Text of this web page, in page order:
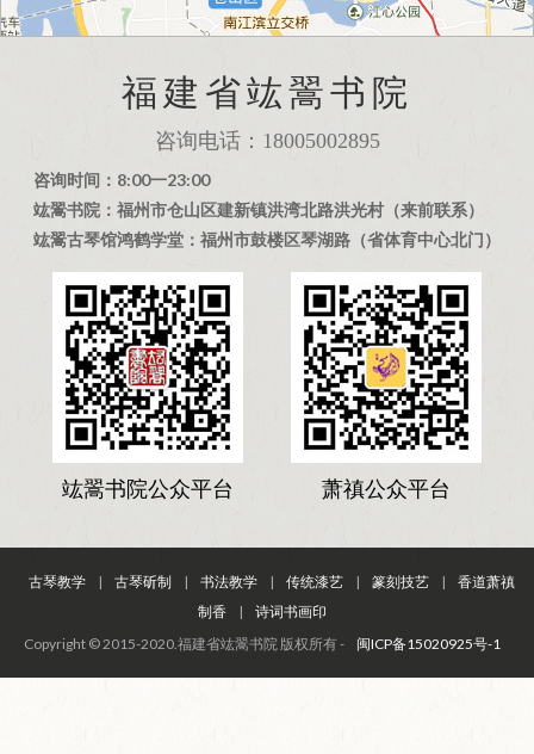
福建省竑翯书院
咨询电话：18005002895
咨询时间：8:00一23:00
竑翯书院：福州市仓山区建新镇洪湾北路洪光村（来前联系）
竑翯古琴馆鸿鹤学堂：福州市鼓楼区琴湖路（省体育中心北门）
竑翯书院公众平台 萧禛公众平台
古琴教学 | 古琴斫制 | 书法教学 | 传统漆艺 | 篆刻技艺 |
香道萧禛
制香
|
诗词书画印
Copyright © 2015-2020.福建省竑翯书院 版权所有 -
闽ICP备15020925号-1